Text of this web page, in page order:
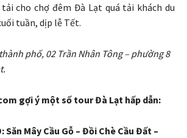
cho chợ đêm Đà Lạt quá tải khách du
tuần, dịp lễ Tết.
phố, 02 Trần Nhân Tông – phường 8
gợi ý một số tour Đà Lạt hấp dẫn:
Mây Cầu Gỗ – Đồi Chè Cầu Đất –